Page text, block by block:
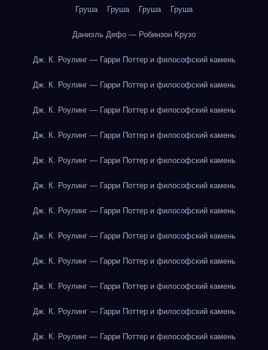
Груша Груша Груша Груша
Даниэль Дефо — Робинзон Крузо
Дж. К. Роулинг — Гарри Поттер и философский камень
Дж. К. Роулинг — Гарри Поттер и философский камень
Дж. К. Роулинг — Гарри Поттер и философский камень
Дж. К. Роулинг — Гарри Поттер и философский камень
Дж. К. Роулинг — Гарри Поттер и философский камень
Дж. К. Роулинг — Гарри Поттер и философский камень
Дж. К. Роулинг — Гарри Поттер и философский камень
Дж. К. Роулинг — Гарри Поттер и философский камень
Дж. К. Роулинг — Гарри Поттер и философский камень
Дж. К. Роулинг — Гарри Поттер и философский камень
Дж. К. Роулинг — Гарри Поттер и философский камень
Дж. К. Роулинг — Гарри Поттер и философский камень